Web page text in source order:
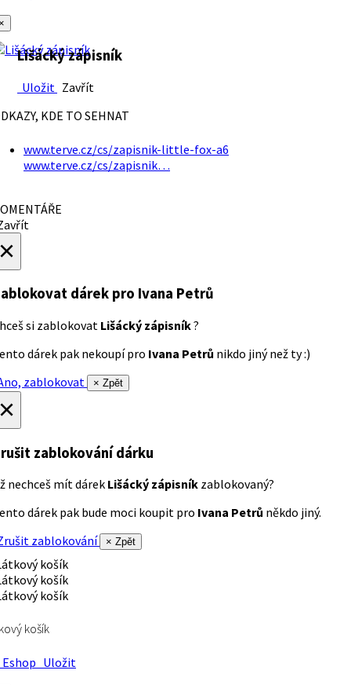
Lišácký zápisník
Uložit Zavřít
KDE TO SEHNAT
www.terve.cz/cs/zapisnik-little-fox-a6
www.terve.cz/cs/zapisnik…
dárek pro Ivana Petrů
si zablokovat Lišácký zápisník?
dárek pak nekoupí pro Ivana Petrů nikdo jiný než ty :)
zablokovat
× Zpět
zablokování dárku
nechceš mít dárek Lišácký zápisník zablokovaný?
dárek pak bude moci koupit pro Ivana Petrů někdo jiný.
zablokování
× Zpět
košík
Uložit